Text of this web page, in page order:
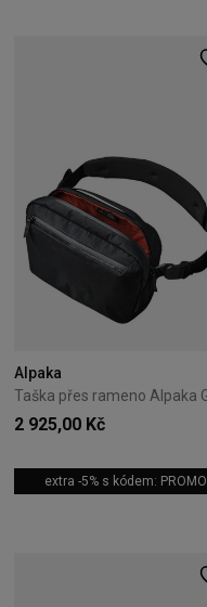
Alpaka
2 925,00 Kč
extra -5% s kódem: PROMO